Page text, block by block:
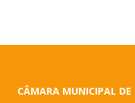
CÂMARA MUNICIPAL